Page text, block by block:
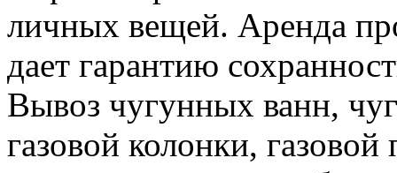
личных вещей. Аренда
дает гарантию
Вывоз чугунных ванн,
газовой колонки,